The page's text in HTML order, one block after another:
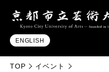
ENGLISH
TOP
イベント